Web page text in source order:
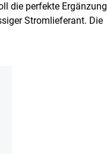
die perfekte Ergänzung
Stromlieferant. Die